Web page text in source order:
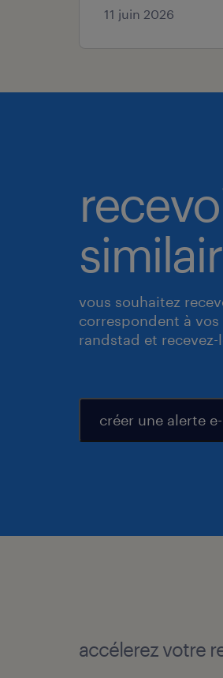
11 juin 2026
vous souhaitez
correspondent à vos
randstad et
créer une alerte
accélerez votre